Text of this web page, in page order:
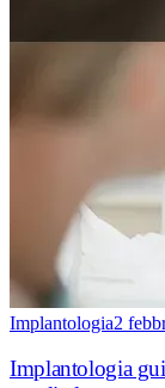
Implantologia2
Implantologia